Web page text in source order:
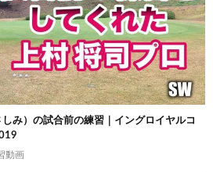
しみ）の試合前の練習｜イングロイヤルコ
動画